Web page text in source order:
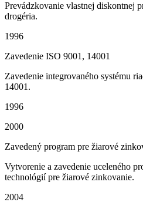
Prevádzkovanie vlastnej diskontnej
drogéria.
1996
Zavedenie ISO 9001, 14001
Zavedenie integrovaného systému
14001.
1996
2000
Zavedený program pre žiarové
Vytvorenie a zavedenie uceleného
technológií pre žiarové zinkovanie.
2004